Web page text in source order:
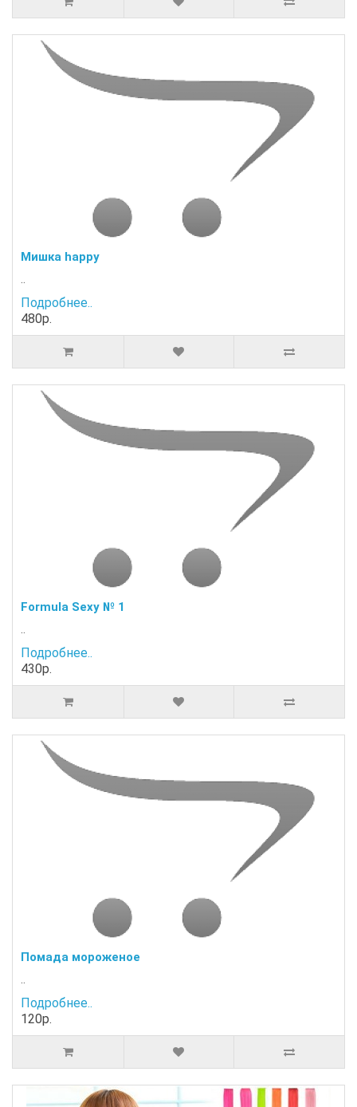
Мишка happy
..
Подробнее..
480р.
Formula Sexy № 1
..
Подробнее..
430р.
Помада мороженое
..
Подробнее..
120р.